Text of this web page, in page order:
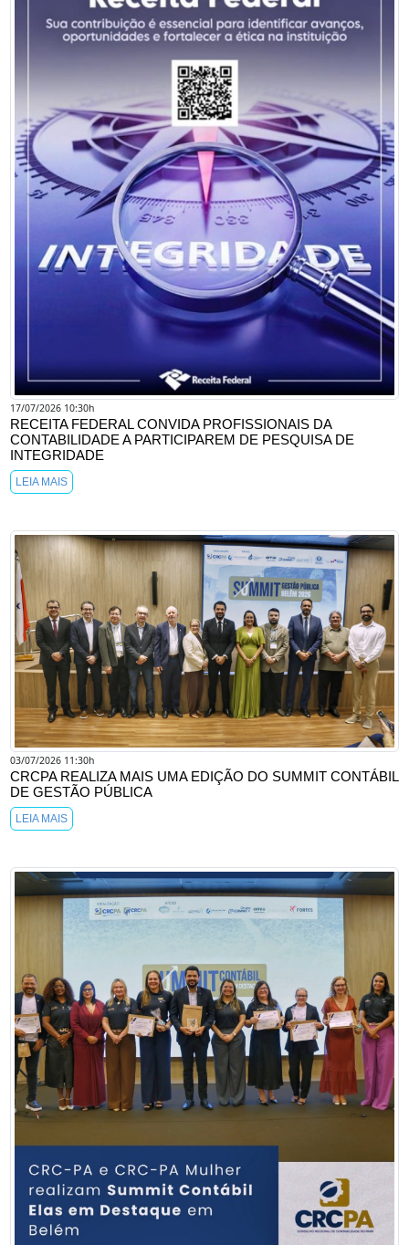
17/07/2026 10:30h
RECEITA FEDERAL CONVIDA PROFISSIONAIS DA
CONTABILIDADE A PARTICIPAREM DE PESQUISA DE
INTEGRIDADE
LEIA MAIS
03/07/2026 11:30h
CRCPA REALIZA MAIS UMA EDIÇÃO DO SUMMIT CONTÁBIL
DE GESTÃO PÚBLICA
LEIA MAIS